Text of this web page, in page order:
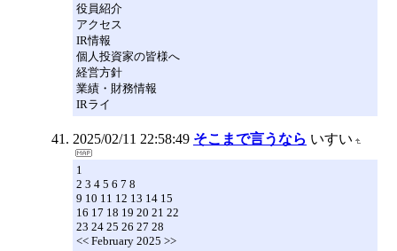
役員紹介
アクセス
IR情報
個人投資家の皆様へ
経営方針
業績・財務情報
IRライ
2025/02/11 22:58:49 そこまで言うなら いすい
1
2 3 4 5 6 7 8
9 10 11 12 13 14 15
16 17 18 19 20 21 22
23 24 25 26 27 28
<< February 2025 >>